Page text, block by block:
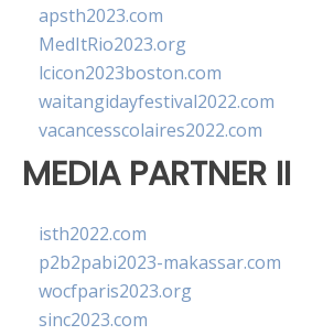
apsth2023.com
MedItRio2023.org
lcicon2023boston.com
waitangidayfestival2022.com
vacancesscolaires2022.com
MEDIA PARTNER II
isth2022.com
p2b2pabi2023-makassar.com
wocfparis2023.org
sinc2023.com